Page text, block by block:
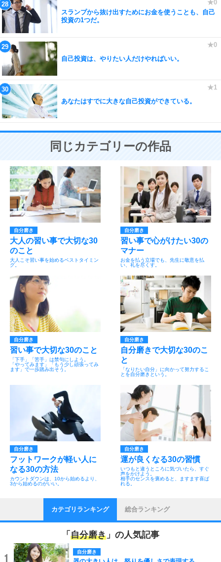
スランプから抜け出すためにお金を使うことも、自己
投資の1つだ。
自己投資は、やりたい人だけやればいい。
あなたはすでに大きな自己投資ができている。
同じカテゴリーの作品
自分磨き
大人の習い事で大切な30
のこと
大人こそ習い事を始めるベストタイミン
グ。
自分磨き
習い事で心がけたい30の
マナー
お金を払う立場でも、先生に敬意を払
い、礼を尽くす。
自分磨き
習い事で大切な30のこと
「下手」「苦手」は禁句にしよう。
「やってみます」「もう少し頑張ってみ
ます」で一歩踏み出そう。
自分磨き
自分磨きで大切な30のこ
と
「なりたい自分」に向かって努力するこ
とを自分磨きという。
自分磨き
フットワークが軽い人に
なる30の方法
カウントダウンは、10から始めるより、
3から始めるのがいい。
自分磨き
運が良くなる30の習慣
いつもと違うところに気づいたら、すぐ
声をかけよう。
相手のセンスを褒めると、ますます喜ば
れる。
カテゴリランキング 総合ランキング
「 自分磨き 」の人気記事
自分磨き